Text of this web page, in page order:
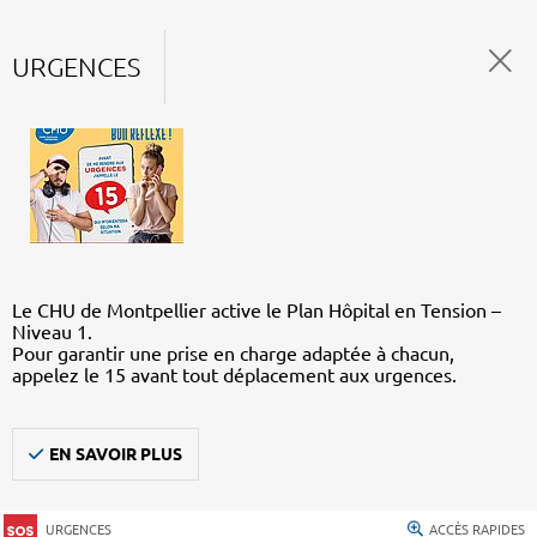
URGENCES
Le CHU de Montpellier active le Plan Hôpital en Tension –
Niveau 1.
Pour garantir une prise en charge adaptée à chacun,
appelez le 15 avant tout déplacement aux urgences.
EN SAVOIR PLUS
URGENCES ACCÈS RAPIDES